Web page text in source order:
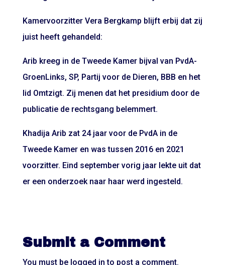
Kamervoorzitter Vera Bergkamp blijft erbij dat zij
juist heeft gehandeld:
Arib kreeg in de Tweede Kamer bijval van PvdA-
GroenLinks, SP, Partij voor de Dieren, BBB en het
lid Omtzigt. Zij menen dat het presidium door de
publicatie de rechtsgang belemmert.
Khadija Arib zat 24 jaar voor de PvdA in de
Tweede Kamer en was tussen 2016 en 2021
voorzitter. Eind september vorig jaar lekte uit dat
er een onderzoek naar haar werd ingesteld.
Submit a Comment
You must be logged in to post a comment.